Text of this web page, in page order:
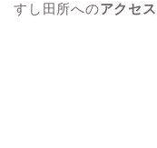
すし田所へのアクセス